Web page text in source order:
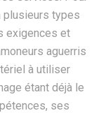
plusieurs types
exigences et
aguerris
à utiliser
étant déjà le
ses